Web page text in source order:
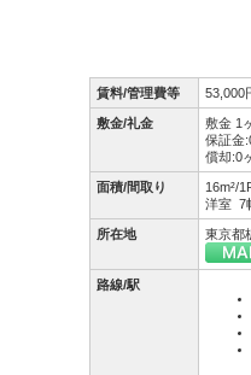
賃料/管理費等 53,000
敷金/礼金
敷金 1
保証金
償却:0
面積/間取り
16m²/
洋室 7
所在地 東京都
路線/駅